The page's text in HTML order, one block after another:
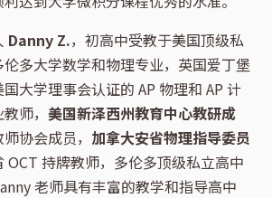
Danny Z.，初高中受教于美国顶级私
多大学数学和物理专业，英国爱丁堡
大学理事会认证的 AP 物理和 AP 计
师， 美国新泽西州教育中心教研成
协会成员， 加拿大安省物理指导委员
OCT 持牌教师，多伦多顶级私立高中
老师具有丰富的教学和指导高中